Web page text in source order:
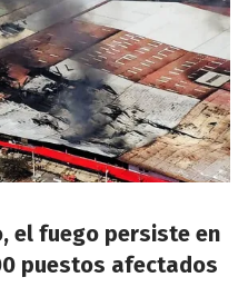
el fuego persiste en
puestos afectados